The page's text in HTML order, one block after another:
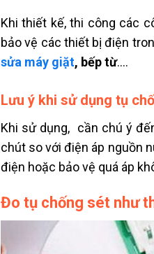
Khi thiết kế, thi công các
bảo vệ các thiết bị điện
sửa máy giặt, bếp từ….
Lưu ý khi sử dụng tụ
Khi sử dụng, cần chú ý
chút so với điện áp nguồn
điện hoặc bảo vệ quá áp
Đo tụ chống sét như